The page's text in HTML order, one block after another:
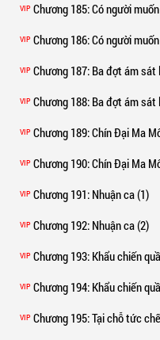
VIP Chương 185: Có người
VIP Chương 186: Có người
VIP Chương 187: Ba đợt ám sát
VIP Chương 188: Ba đợt ám sát
VIP Chương 189: Chín Đại Ma
VIP Chương 190: Chín Đại Ma
VIP Chương 191: Nhuận ca (1)
VIP Chương 192: Nhuận ca (2)
VIP Chương 193: Khẩu chiến
VIP Chương 194: Khẩu chiến
VIP Chương 195: Tại chỗ tức